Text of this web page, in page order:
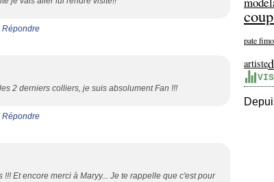
Répondre
2 derniers colliers, je suis absolument Fan !!!
Répondre
Et encore merci à Maryy... Je te rappelle que c'est pour
pate fimo
artiste